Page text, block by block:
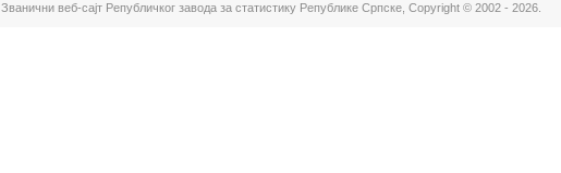
Званични веб-сајт Републичког завода за статистику Републике Српске, Copyright © 2002 - 2026.